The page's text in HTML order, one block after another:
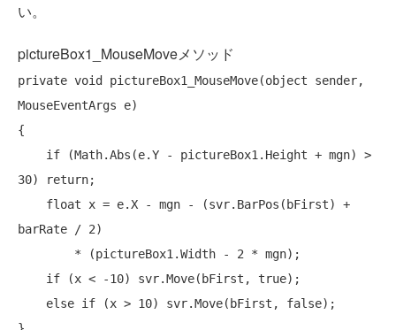
い。
pictureBox1_MouseMoveメソッド
private void pictureBox1_MouseMove(object sender,
MouseEventArgs e)
{
if (Math.Abs(e.Y - pictureBox1.Height + mgn) >
30)
return;
float x = e.X - mgn - (svr.BarPos(bFirst) +
barRate / 2)
if (x < -10) svr.Move(bFirst, true);
else if (x > 10) svr.Move(bFirst, false);